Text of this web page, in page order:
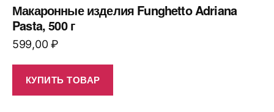
Макаронные изделия Funghetto Adriana
Pasta, 500 г
599,00₽
КУПИТЬ ТОВАР